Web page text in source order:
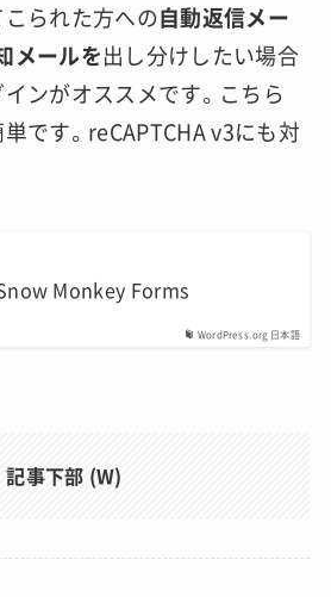
こられた方への自動返信メー
メールを出し分けしたい場合
ンがオススメです。こちら
です。reCAPTCHA v3にも対
WordPress.org 日本語
Monkey Forms
記事下部 (W)